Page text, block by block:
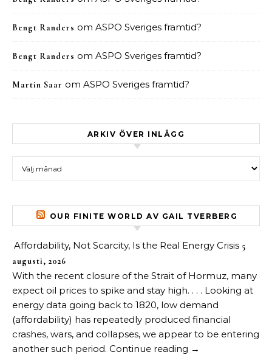
Bengt Randers om ASPO Sveriges framtid?
Bengt Randers om ASPO Sveriges framtid?
Martin Saar om ASPO Sveriges framtid?
ARKIV ÖVER INLÄGG
OUR FINITE WORLD AV GAIL TVERBERG
Affordability, Not Scarcity, Is the Real Energy Crisis 5
augusti, 2026
With the recent closure of the Strait of Hormuz, many
expect oil prices to spike and stay high. . . . Looking at
energy data going back to 1820, low demand
(affordability) has repeatedly produced financial
crashes, wars, and collapses, we appear to be entering
another such period. Continue reading →